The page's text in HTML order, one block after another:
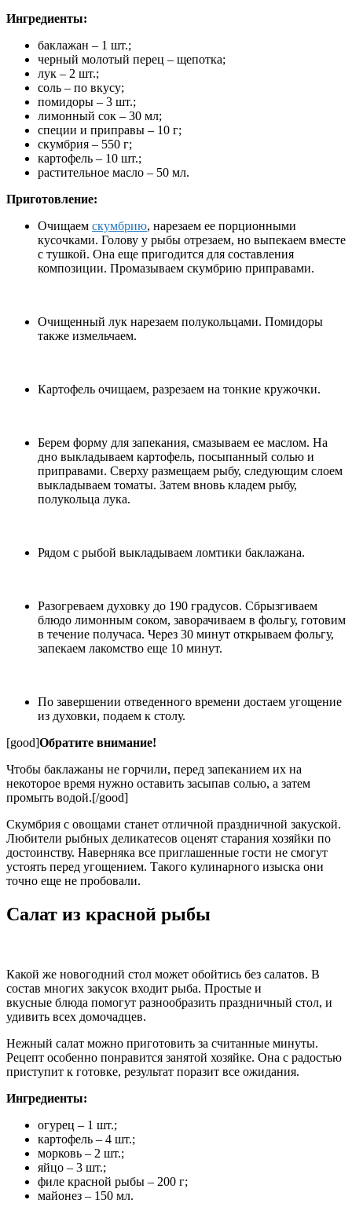
Ингредиенты:
баклажан – 1 шт.;
черный молотый перец – щепотка;
лук – 2 шт.;
соль – по вкусу;
помидоры – 3 шт.;
лимонный сок – 30 мл;
специи и приправы – 10 г;
скумбрия – 550 г;
картофель – 10 шт.;
растительное масло – 50 мл.
Приготовление:
Очищаем скумбрию, нарезаем ее порционными
кусочками. Голову у рыбы отрезаем, но выпекаем вместе
с тушкой. Она еще пригодится для составления
композиции. Промазываем скумбрию приправами.
Очищенный лук нарезаем полукольцами. Помидоры
также измельчаем.
Картофель очищаем, разрезаем на тонкие кружочки.
Берем форму для запекания, смазываем ее маслом. На
дно выкладываем картофель, посыпанный солью и
приправами. Сверху размещаем рыбу, следующим слоем
выкладываем томаты. Затем вновь кладем рыбу,
полукольца лука.
Рядом с рыбой выкладываем ломтики баклажана.
Разогреваем духовку до 190 градусов. Сбрызгиваем
блюдо лимонным соком, заворачиваем в фольгу, готовим
в течение получаса. Через 30 минут открываем фольгу,
запекаем лакомство еще 10 минут.
По завершении отведенного времени достаем угощение
из духовки, подаем к столу.
[good]Обратите внимание!
Чтобы баклажаны не горчили, перед запеканием их на
некоторое время нужно оставить засыпав солью, а затем
промыть водой.[/good]
Скумбрия с овощами станет отличной праздничной закуской.
Любители рыбных деликатесов оценят старания хозяйки по
достоинству. Наверняка все приглашенные гости не смогут
устоять перед угощением. Такого кулинарного изыска они
точно еще не пробовали.
Салат из красной рыбы
Какой же новогодний стол может обойтись без салатов. В
состав многих закусок входит рыба. Простые и
вкусные блюда помогут разнообразить праздничный стол, и
удивить всех домочадцев.
Нежный салат можно приготовить за считанные минуты.
Рецепт особенно понравится занятой хозяйке. Она с радостью
приступит к готовке, результат поразит все ожидания.
Ингредиенты:
огурец – 1 шт.;
картофель – 4 шт.;
морковь – 2 шт.;
яйцо – 3 шт.;
филе красной рыбы – 200 г;
майонез – 150 мл.